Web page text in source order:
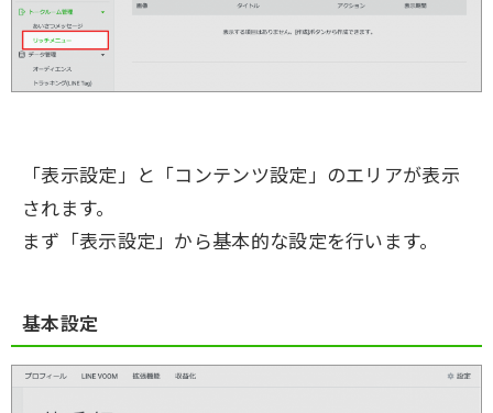
「表示設定」と「コンテンツ設定」のエリアが表示
されます。
まず「表示設定」から基本的な設定を行います。
基本設定